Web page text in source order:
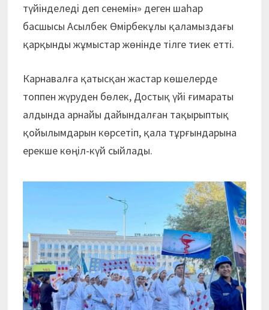
түйінделеді деп сенемін» деген шаһар
басшысы Асылбек Өмірбекұлы қаламыздағы
қарқынды жұмыстар жөнінде тілге тиек етті.
Карнавалға қатысқан жастар көшелерде
топпен жүруден бөлек, Достық үйі ғимараты
алдында арнайы дайындалған тақырыптық
қойылымдарын көрсетіп, қала тұрғындарына
ерекше көңіл-күй сыйлады.